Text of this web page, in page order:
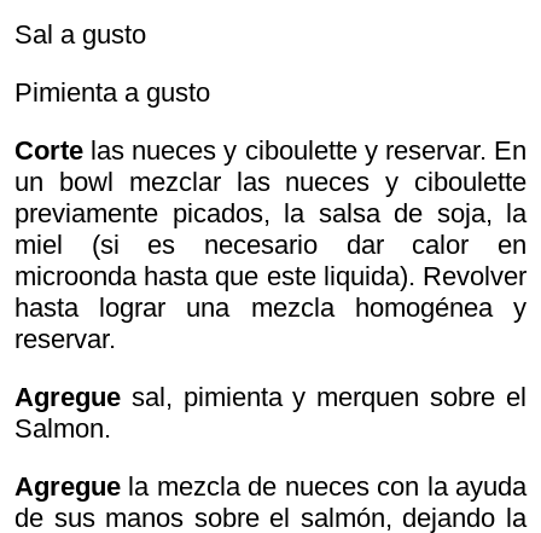
Sal a gusto
Pimienta a gusto
Corte las nueces y ciboulette y reservar. En
un bowl mezclar las nueces y ciboulette
previamente picados, la salsa de soja, la
miel (si es necesario dar calor en
microonda hasta que este liquida). Revolver
hasta lograr una mezcla homogénea y
reservar.
Agregue sal, pimienta y merquen sobre el
Salmon.
Agregue la mezcla de nueces con la ayuda
de sus manos sobre el salmón, dejando la